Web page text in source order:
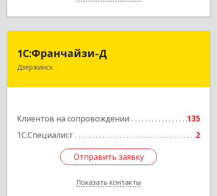
1С:Франчайзи-Д
Дзержинск
Клиентов на сопровождении
135
1С:Специалист
2
Отправить заявку
Показать контакты
606025, Нижегородская обл, Дзержинск г,
Отправить заявку
Назад